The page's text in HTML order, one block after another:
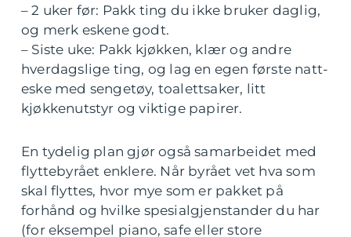
– 2 uker før: Pakk ting du ikke bruker daglig,
og merk eskene godt.
– Siste uke: Pakk kjøkken, klær og andre
hverdagslige ting, og lag en egen første natt-
eske med sengetøy, toalettsaker, litt
kjøkkenutstyr og viktige papirer.
En tydelig plan gjør også samarbeidet med
flyttebyrået enklere. Når byrået vet hva som
skal flyttes, hvor mye som er pakket på
forhånd og hvilke spesialgjenstander du har
(for eksempel piano, safe eller store